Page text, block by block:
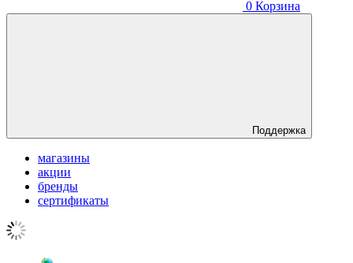
0 Корзина
Поддержка
магазины
акции
бренды
сертификаты